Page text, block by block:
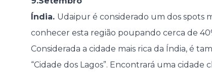
Índia. Udaipur é considerado um dos spots
conhecer esta região poupando cerca de
Considerada a cidade mais rica da Índia, é
“Cidade dos Lagos”. Encontrará uma